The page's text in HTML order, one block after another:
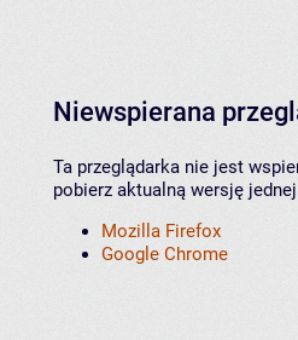
Niewspierana
Ta przeglądarka nie jest
pobierz aktualną wersję
Mozilla Firefox
Google Chrome